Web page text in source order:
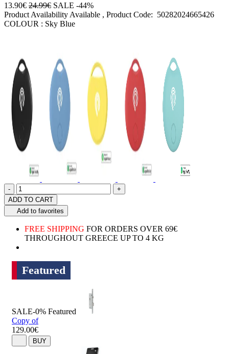
13.90€ 24.99€ SALE -44%
Product Availability Available , Product Code: 50282024665426
COLOUR : Sky Blue
Quantity
-product.increase.quantity +
ADD TO CART
Add to favorites
FREE SHIPPING FOR ORDERS OVER 69€
THROUGHOUT GREECE UP TO 4 KG
Featured
SALE-0% Featured
Copy of
129.00€
BUY